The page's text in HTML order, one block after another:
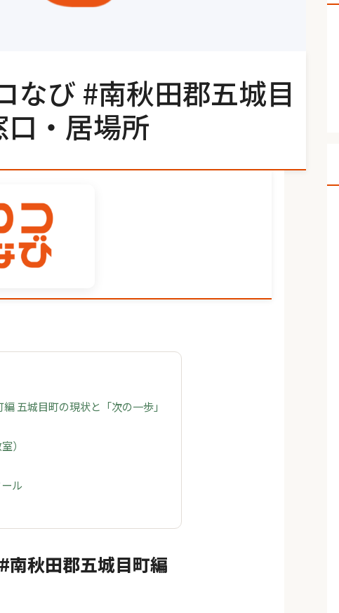
なび #南秋田郡五城目
・居場所
五城目町の現状と「次の一歩」
）
ル
南秋田郡五城目町編